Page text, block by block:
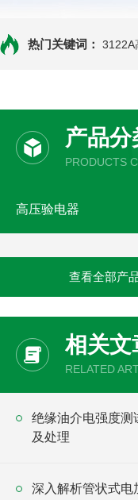
热门关键词： 3122A
产品分
PRODUCTS
高压验电器
查看全部产
相关文
RELATED
绝缘油介电强度测
及处理
深入解析管状式电